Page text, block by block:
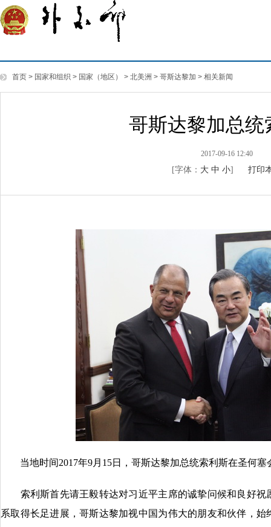
首页 > 国家和组织 > 国家（地区） > 北美洲 > 哥斯达黎加 > 相关新闻
哥斯达黎加总
2017-09-16 12:40
[字体： 大 中 小] 打印
当地时间2017年9月15日，哥斯达黎加总统索利斯在圣何塞
索利斯首先请王毅转达对习近平主席的诚挚问候和良好祝
系取得长足进展，哥斯达黎加视中国为伟大的朋友和伙伴，